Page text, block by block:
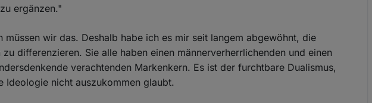
ergänzen."
müssen wir das. Deshalb habe ich es mir seit langem abgewöhnt, die
zu differenzieren. Sie alle haben einen männerverherrlichenden und einen
verachtenden Markenkern. Es ist der furchtbare Dualismus,
Ideologie nicht auszukommen glaubt.